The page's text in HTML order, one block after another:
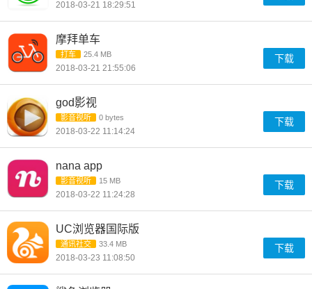
2018-03-21 18:29:51
摩拜单车
打车 25.4 MB
2018-03-21 21:55:06
下载
god影视
影音视听 0 bytes
2018-03-22 11:14:24
下载
nana app
影音视听 15 MB
2018-03-22 11:24:28
下载
UC浏览器国际版
通讯社交 33.4 MB
2018-03-23 11:08:50
下载